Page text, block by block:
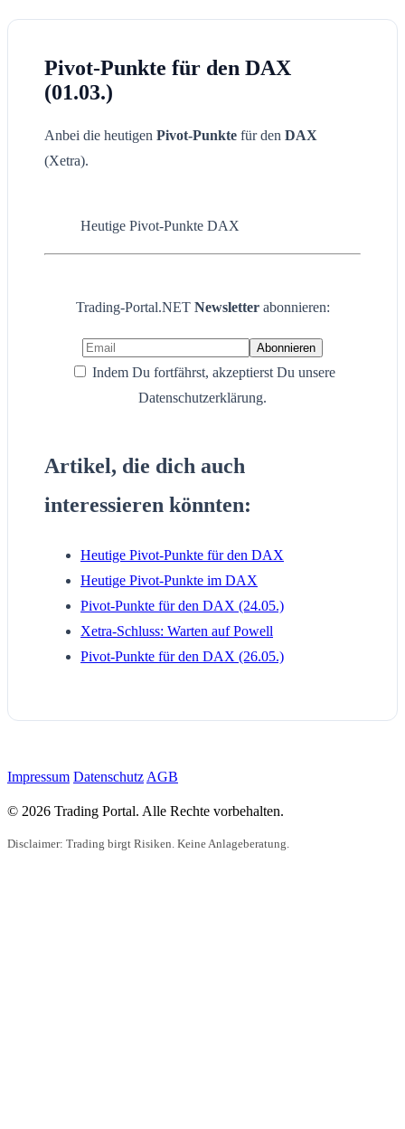
Pivot-Punkte für den DAX
(01.03.)
Anbei die heutigen Pivot-Punkte für den DAX
(Xetra).
Heutige Pivot-Punkte DAX
Trading-Portal.NET Newsletter abonnieren:
Indem Du fortfährst, akzeptierst Du unsere
Datenschutzerklärung.
Artikel, die dich auch
interessieren könnten:
Heutige Pivot-Punkte für den DAX
Heutige Pivot-Punkte im DAX
Pivot-Punkte für den DAX (24.05.)
Xetra-Schluss: Warten auf Powell
Pivot-Punkte für den DAX (26.05.)
Impressum Datenschutz AGB
© 2026 Trading Portal. Alle Rechte vorbehalten.
Disclaimer: Trading birgt Risiken. Keine Anlageberatung.